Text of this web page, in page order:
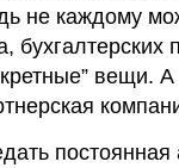
не каждому
бухгалтерских
вещи.
постоянная